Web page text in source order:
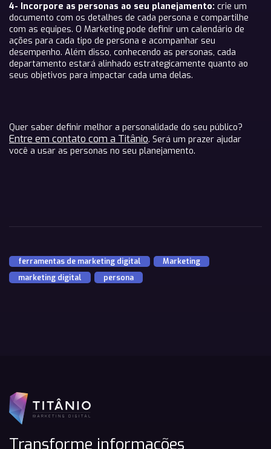
4- Incorpore as personas ao seu planejamento: crie um
documento com os detalhes de cada persona e compartilhe
com as equipes. O Marketing pode definir um calendário de
ações para cada tipo de persona e acompanhar seu
desempenho. Além disso, conhecendo as personas, cada
departamento estará alinhado estrategicamente quanto ao
seus objetivos para impactar cada uma delas.
Quer saber definir melhor a personalidade do seu público?
Entre em contato com a Titânio. Será um prazer ajudar
você a usar as personas no seu planejamento.
ferramentas de marketing digital Marketing
marketing digital
persona
Transforme informações